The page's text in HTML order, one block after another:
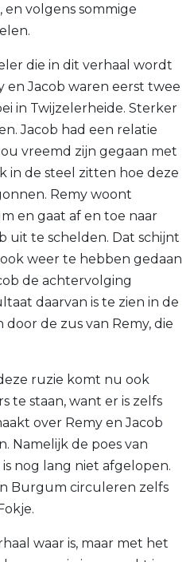
volgens sommige
die in dit verhaal wordt
en Jacob waren eerst twee
in Twijzelerheide. Sterker
Jacob had een relatie
vreemd zijn gegaan met
in de steel zitten hoe deze
Remy woont
en gaat af en toe naar
uit te schelden. Dat schijnt
weer te hebben gedaan
de achtervolging
daarvan is te zien in de
de zus van Remy, die
ruzie komt nu ook
te staan, want er is zelfs
over Remy en Jacob
Namelijk de poes van
nog lang niet afgelopen.
Burgum circuleren zelfs
waar is, maar met het